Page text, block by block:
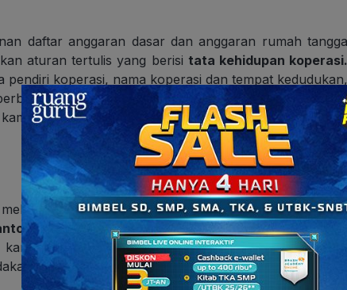
daftar anggaran dasar dan anggaran rumah tangga
aturan tertulis yang berisi tata kehidupan koperasi.
pendiri koperasi, nama koperasi dan tempat kedudukan,
ketentuan terkait keanggotaan. Siapa yang
dong.
pengajuan pengesahan koperasi ke
koperasi tingkat II (Kabupaten/Kota).Tujuannya
terdaftar dan menjadi sebuah badan yang resmi
antara koperasi dengan kantin sekolah.